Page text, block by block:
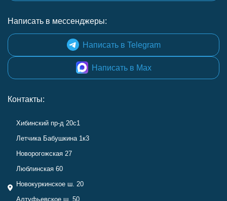
Написать в мессенджеры:
Написать в Telegram
Написать в Max
Контакты:
Хибинский пр-д 20с1
Летчика Бабушкина 1к3
Новорогожская 27
Люблинская 60
Новокуркинское ш. 20
Алтуфьевское ш. 50